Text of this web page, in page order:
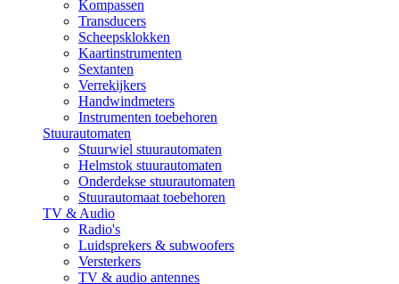
Kompassen
Transducers
Scheepsklokken
Kaartinstrumenten
Sextanten
Verrekijkers
Handwindmeters
Instrumenten toebehoren
Stuurautomaten
Stuurwiel stuurautomaten
Helmstok stuurautomaten
Onderdekse stuurautomaten
Stuurautomaat toebehoren
TV & Audio
Radio's
Luidsprekers & subwoofers
Versterkers
TV & audio antennes